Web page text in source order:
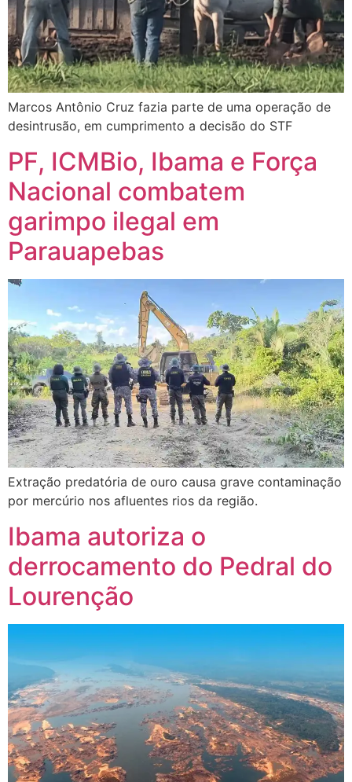
Marcos Antônio Cruz fazia parte de uma operação de
desintrusão, em cumprimento a decisão do STF
PF, ICMBio, Ibama e Força
Nacional combatem
garimpo ilegal em
Parauapebas
Extração predatória de ouro causa grave contaminação
por mercúrio nos afluentes rios da região.
Ibama autoriza o
derrocamento do Pedral do
Lourenção